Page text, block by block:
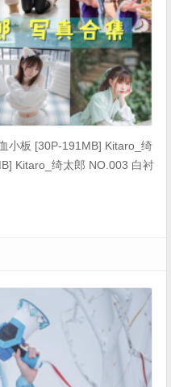
小板 [30P-191MB] Kitaro_绮
Kitaro_绮太郎 NO.003 白衬